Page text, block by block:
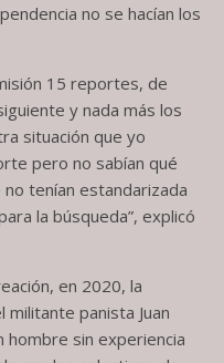
no se hacían los
15 reportes, de
y nada más los
situación que yo
pero no sabían qué
tenían estandarizada
la búsqueda”, explicó
en 2020, la
militante panista Juan
hombre sin experiencia